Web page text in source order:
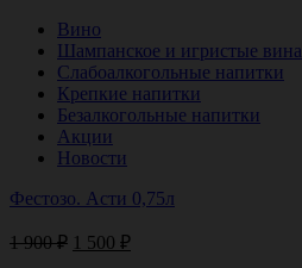
Вино
Шампанское и игристые вина
Слабоалкогольные напитки
Крепкие напитки
Безалкогольные напитки
Акции
Новости
Фестозо. Асти 0,75л
1 900₽ Первоначальная
1 500 ₽Текущая